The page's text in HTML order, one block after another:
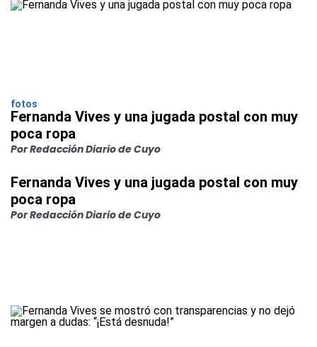
fotos
Fernanda Vives y una jugada postal con muy
poca ropa
Por Redacción Diario de Cuyo
Fernanda Vives y una jugada postal con muy
poca ropa
Por Redacción Diario de Cuyo